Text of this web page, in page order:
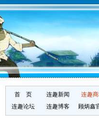
首 页 连趣新闻
连趣
连趣论坛
连趣博客 顾炳鑫